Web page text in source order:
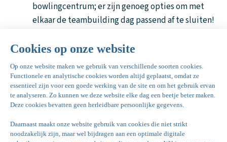
bowlingcentrum; er zijn genoeg opties om met
elkaar de teambuilding dag passend af te sluiten!